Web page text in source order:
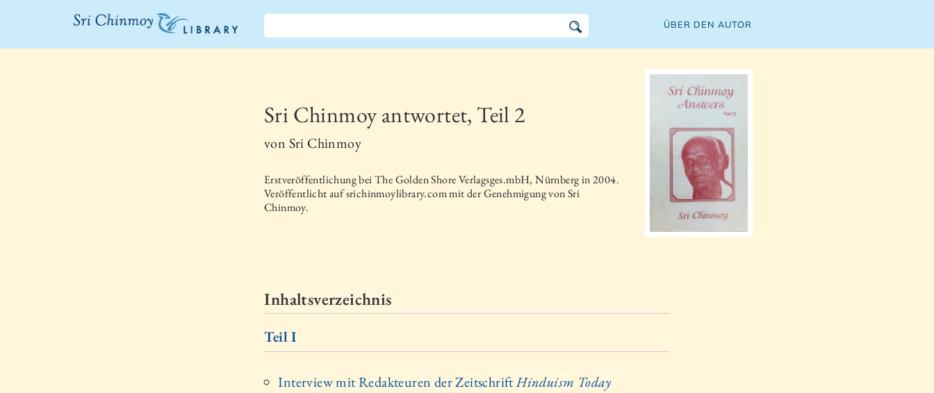
Sri Chinmoy
ÜBER DEN AUTOR
Sri Chinmoy antwortet, Teil 2
von Sri Chinmoy
Erstveröffentlichung beiThe Golden Shore Verlagsges.mbH, Nürnbergin2004.
Veröffentlicht auf srichinmoylibrary.com mit der Genehmigung von Sri
Chinmoy.
Inhaltsverzeichnis
Teil I
Interview mit Redakteuren der ZeitschriftHinduism Today